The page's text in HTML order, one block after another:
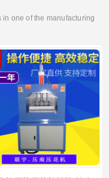
one of the manufacturing